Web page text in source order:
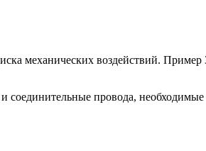
механических воздействий.
провода,